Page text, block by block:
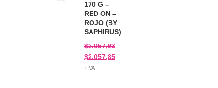
170 G –
RED ON –
ROJO (BY
SAPHIRUS)
$2.057,93
$2.057,85
+IVA